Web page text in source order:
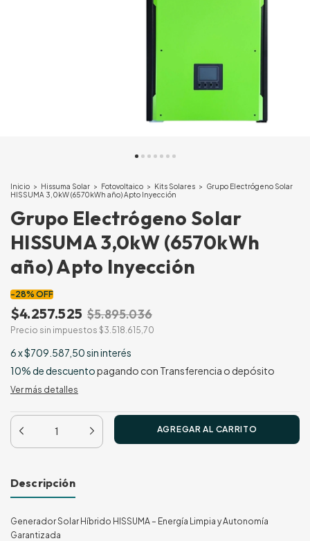
Inicio > Hissuma Solar > Fotovoltaico > Kits Solares > Grupo Electrógeno Solar
HISSUMA 3,0kW (6570kWh año) Apto Inyección
Grupo Electrógeno Solar
HISSUMA 3,0kW (6570kWh
año) Apto Inyección
-28% OFF
$4.257.525 $5.895.036
Precio sin impuestos $3.518.615,70
6x$709.587,50sin interés
10% de descuentopagando con Transferencia o depósito
Ver más detalles
Descripción
Generador Solar Híbrido HISSUMA – Energía Limpia y Autonomía
Garantizada